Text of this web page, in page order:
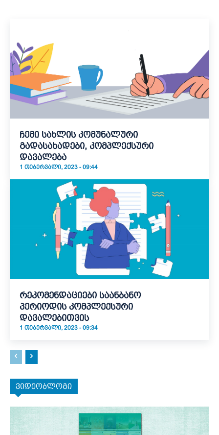
ჩემი სახლის კომუნალური
გადასახადები, კომპლექსური
დავალება
1 ᲗᲔᲑᲔᲠᲕᲐᲚᲘ, 2023 - 09:44
რეკომენდაციები საანბანო
პერიოდის კომპლექსური
დავალებითვის
1 ᲗᲔᲑᲔᲠᲕᲐᲚᲘ, 2023 - 09:34
ვიდეობლოგი